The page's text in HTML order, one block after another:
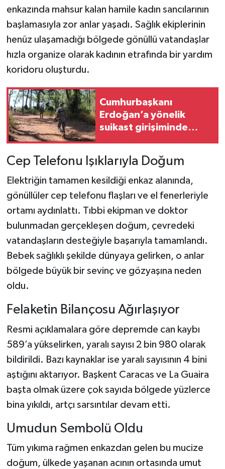
enkazında mahsur kalan hamile kadın sancılarının
başlamasıyla zor anlar yaşadı. Sağlık ekiplerinin
henüz ulaşamadığı bölgede gönüllü vatandaşlar
hızla organize olarak kadının etrafında bir yardım
koridoru oluşturdu.
Cumhurbaşkanı
Erdoğan’a yönelik
suikast girişiminde
gösteriyor
Cep Telefonu Işıklarıyla Doğum
Elektriğin tamamen kesildiği enkaz alanında,
gönüllüler cep telefonu flaşları ve el fenerleriyle
ortamı aydınlattı. Tıbbi ekipman ve doktor
bulunmadan gerçekleşen doğum, çevredeki
vatandaşların desteğiyle başarıyla tamamlandı.
Bebek sağlıklı şekilde dünyaya gelirken, o anlar
bölgede büyük bir sevinç ve gözyaşına neden
oldu.
Felaketin Bilançosu Ağırlaşıyor
Resmi açıklamalara göre depremde can kaybı
589’a yükselirken, yaralı sayısı 2 bin 980 olarak
bildirildi. Bazı kaynaklar ise yaralı sayısının 4 bini
aştığını aktarıyor. Başkent Caracas ve La Guaira
başta olmak üzere çok sayıda bölgede yüzlerce
bina yıkıldı, artçı sarsıntılar devam etti.
Umudun Sembolü Oldu
Tüm yıkıma rağmen enkazdan gelen bu mucize
doğum, ülkede yaşanan acının ortasında umut